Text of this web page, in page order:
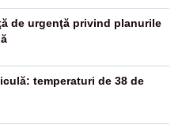
de urgenţă privind planurile
temperaturi de 38 de